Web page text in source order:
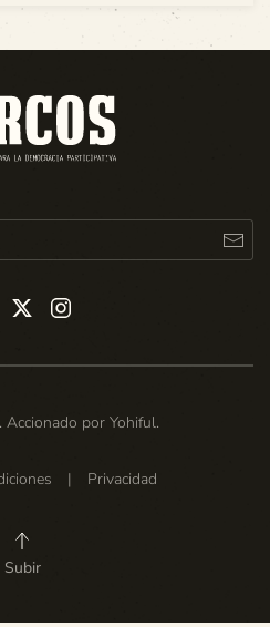
por Yohiful.
| Privacidad
Subir